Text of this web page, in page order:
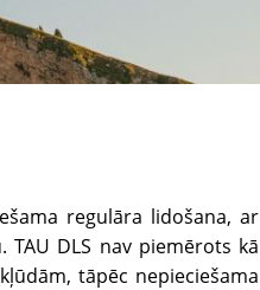
regulāra lidošana, ar
DLS nav piemērots kā
tāpēc nepieciešama